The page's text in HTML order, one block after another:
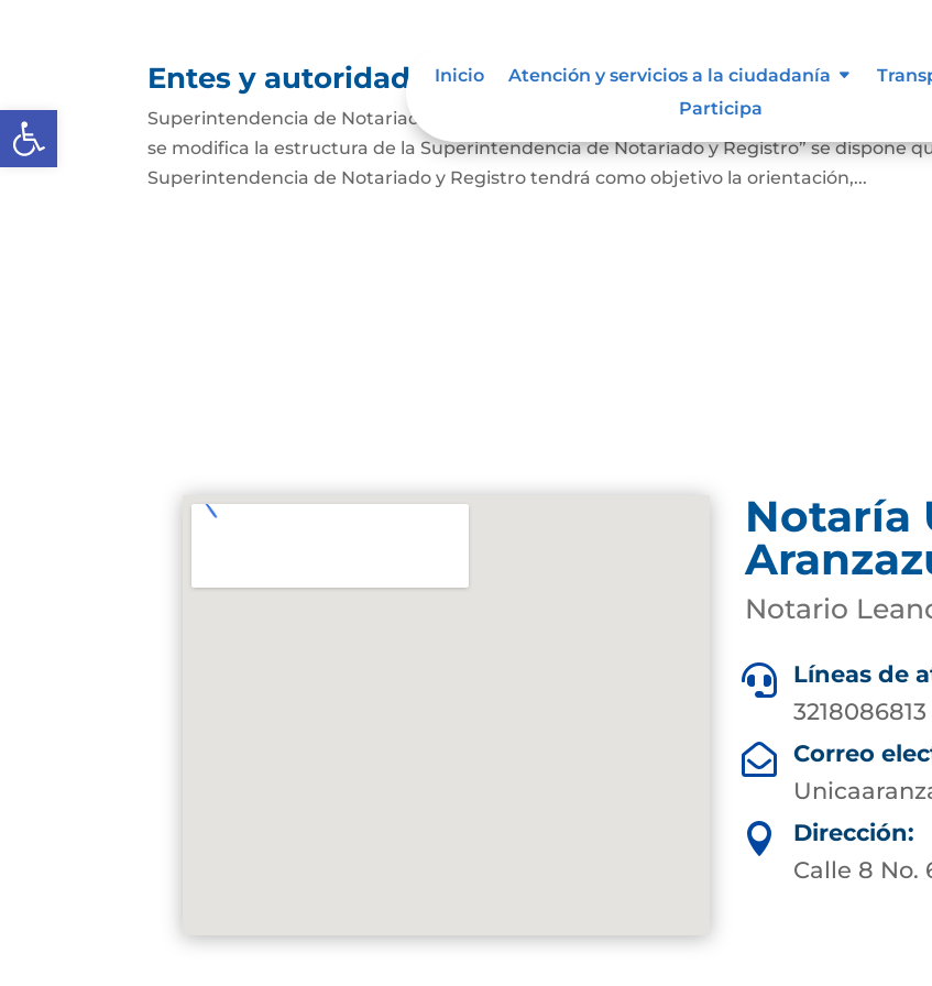
Abrir barra de herramientas
Inicio Atención y servicios a la ciudadanía
Participa
Entes y autoridades que lo vigilan
Superintendencia de Notariado y Registro En el Artículo 4 del Decreto 2723 de 2014,
se modifica la estructura de la Superintendencia de Notariado y Registro” se dispone
Superintendencia de Notariado y Registro tendrá como objetivo la orientación,...
Notaría
Notario

Líneas de
3218086813

Correo

Dirección:
Calle 8 No.